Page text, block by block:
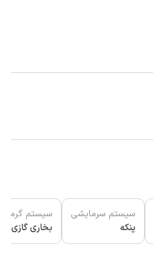
سیستم سرمایشی
پنکه
سیستم
بخاری گازی